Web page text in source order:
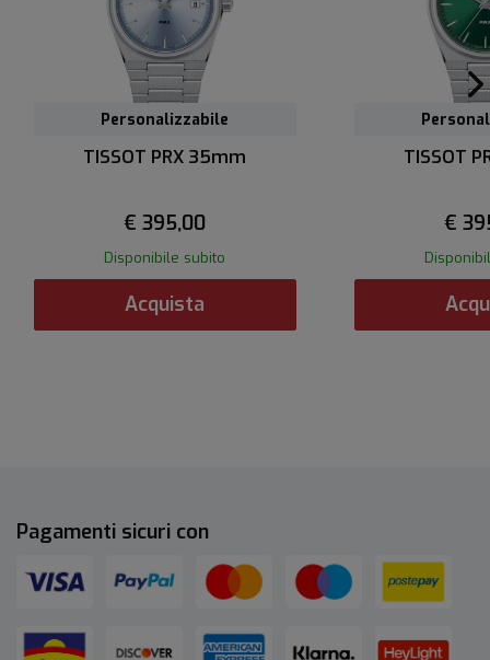
Personalizzabile
TISSOT PRX 35mm
€ 395,00
Disponibile subito
Acquista
TISSOT
€
Pagamenti sicuri con